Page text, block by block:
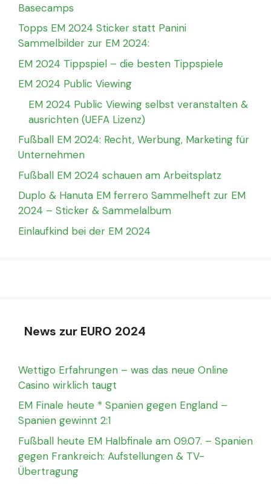
Basecamps
Topps EM 2024 Sticker statt Panini
Sammelbilder zur EM 2024:
EM 2024 Tippspiel – die besten Tippspiele
EM 2024 Public Viewing
EM 2024 Public Viewing selbst veranstalten &
ausrichten (UEFA Lizenz)
Fußball EM 2024: Recht, Werbung, Marketing für
Unternehmen
Fußball EM 2024 schauen am Arbeitsplatz
Duplo & Hanuta EM ferrero Sammelheft zur EM
2024 – Sticker & Sammelalbum
Einlaufkind bei der EM 2024
News zur EURO 2024
Wettigo Erfahrungen – was das neue Online
Casino wirklich taugt
EM Finale heute * Spanien gegen England –
Spanien gewinnt 2:1
Fußball heute EM Halbfinale am 09.07. – Spanien
gegen Frankreich: Aufstellungen & TV-
Übertragung